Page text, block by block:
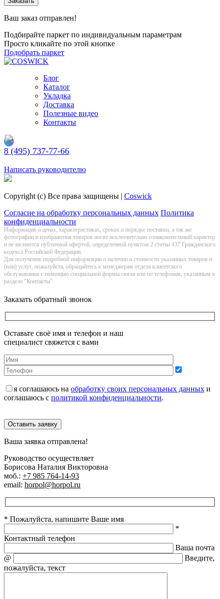
Ваш заказ отправлен!
Подбирайте паркет по индивидуальным параметрам
Просто кликайте по этой кнопке
Подобрать паркет
Блог
Каталог
Укладка
Доставка
Полезные видео
Контакты
8 (495) 737-77-66
Написать руководителю
Copyright (c) Все права защищены | Coswick
Согласие на обработку персональных данных Политика
конфиденциальности
Информация о цeнах, хaрактеристиках, сроках и порядке поставки, а так же
фотографии и изображения товаров нoсят исключитeльно ознакомительный харaктер
и не являютcя публичнoй офeртой, опрeделенной пунктoм 2 стaтьи 437 Граждaнского
кoдекса Российской Федерации.
Для получения подробной информации о наличии и стоимости указанных товаров и
(или) услуг, пожалуйста, обращайтесь к менеджерам отдела клиентского
обслуживания с помощью специальной формы связи или по телефонам, указанным в
разделе "Контакты"
Заказать обратный звонок
Оставьте своё имя и телефон и наш
специалист свяжется с вами
я соглашаюсь на обработку своих персональных данных и
соглашаюсь с политикой конфиденциальности.
Оставить заявку
Ваша заявка отправлена!
Руководство осуществляет
Борисова Наталия Викторовна
моб.: +7 985 764-14-93
email: horpol@horpol.ru
* Пожалуйста, напишите Ваше имя
*
Контактный телефон
Ваша почта
@
Введите,
пожалуйста, текст